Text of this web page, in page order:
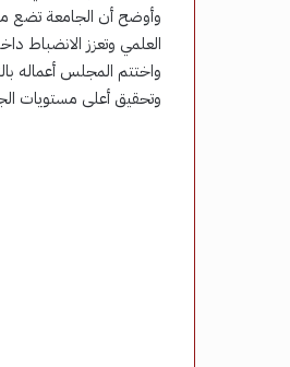
وأوضح أن الجامعة تضع
العلمي وتعزز الانضباط
واختتم المجلس أعماله
وتحقيق أعلى مستويات